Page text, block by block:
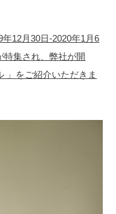
12月30日-2020年1月6
特集され、弊社が開
」をご紹介いただきま